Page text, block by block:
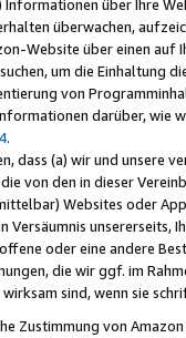
Informationen über Ihre
überwachen,
Website über einen
um die Einhaltung
von
darüber, wie
.
dass (a) wir und
von den in dieser
Websites oder
unsererseits,
oder eine andere
die wir ggf. im
sind, wenn sie
Zustimmung von